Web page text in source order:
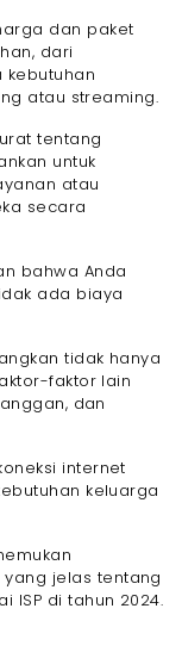
dan paket
dari
atau streaming.
tentang
untuk
atau
secara
bahwa Anda
ada biaya
tidak hanya
faktor lain
dan
internet
keluarga
jelas tentang
ISP di tahun 2024.